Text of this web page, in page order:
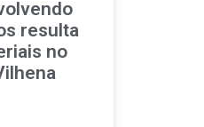
resulta
no